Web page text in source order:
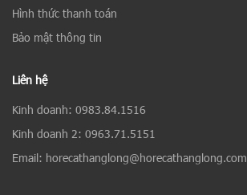
Hình thức thanh toán
Bảo mật thông tin
Liên hệ
Kinh doanh: 0983.84.1516
Kinh doanh 2: 0963.71.5151
Email: horecathanglong@horecathanglong.com